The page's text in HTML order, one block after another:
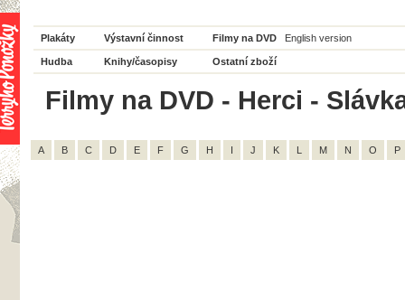
Plakáty Výstavní činnost Filmy na DVD English version
Hudba Knihy/časopisy Ostatní zboží
Filmy na DVD - Herci -
A B C D E F G H I J K L M N O P